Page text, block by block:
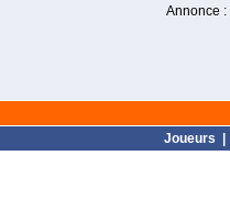
Annonce :
Joueurs